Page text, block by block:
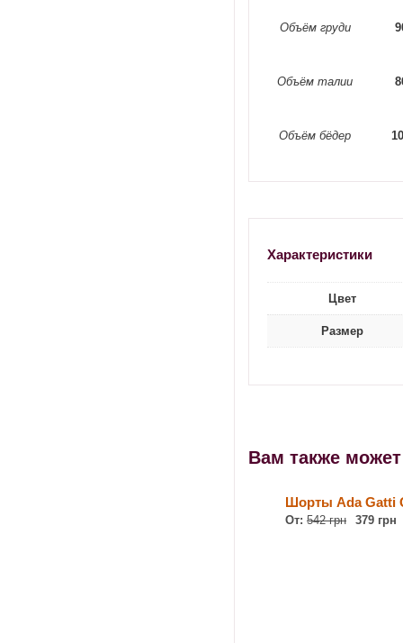
Объём груди
Объём талии
Объём бёдер
Характеристики
Цвет
Размер
Вам также
Шорты Ada Gatti
От: 542 грн 379 грн